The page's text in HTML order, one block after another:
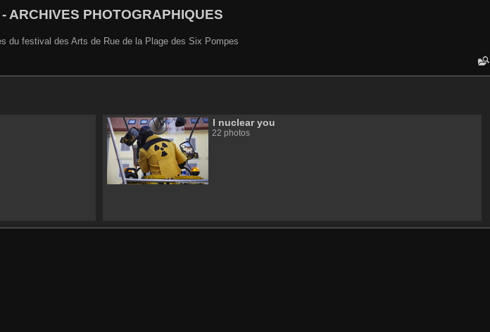
ARCHIVES PHOTOGRAPHIQUES
du festival des Arts de Rue de la Plage des Six Pompes
I nuclear you
22 photos